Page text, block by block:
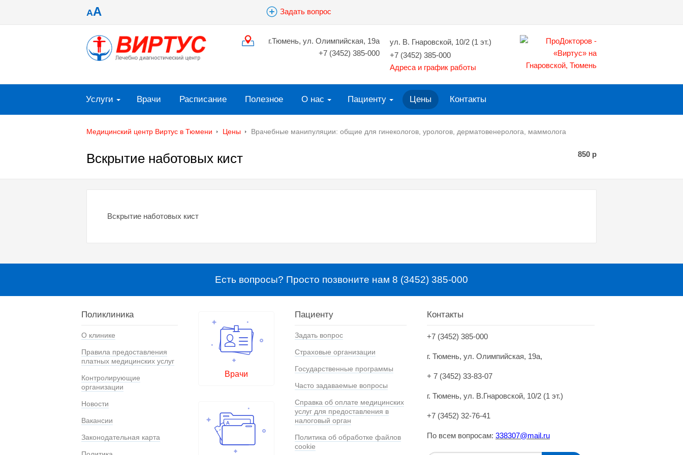
AA Задать вопрос
г.Тюмень, ул. Олимпийская, 19а
+7 (3452) 385-000
ул. В. Гнаровской, 10/2 (1 эт.)
+7 (3452) 385-000
Адреса и график работы
Услуги Врачи Расписание Полезное О нас Пациенту Цены Контакты
Медицинский центр Виртус в Тюмени Цены Врачебные манипуляции: общие для гинекологов, урологов, дерматовенеролога, маммолога
Вскрытие наботовых кист 850 р
Вскрытие наботовых кист
Есть вопросы? Просто позвоните нам 8 (3452) 385-000
Поликлиника
О клинике
Правила предоставления
платных медицинских услуг
Контролирующие
организации
Новости
Вакансии
Законодательная карта
Врачи
Пациенту
Задать вопрос
Страховые организации
Государственные программы
Часто задаваемые вопросы
Справка об оплате медицинских
услуг для предоставления в
налоговый орган
Политика об обработке файлов
cookie
Контакты
+7 (3452) 385-000
г. Тюмень, ул. Олимпийская, 19а,
+ 7 (3452) 33-83-07
г. Тюмень, ул. В.Гнаровской, 10/2 (1 эт.)
+7 (3452) 32-76-41
По всем вопросам: 338307@mail.ru